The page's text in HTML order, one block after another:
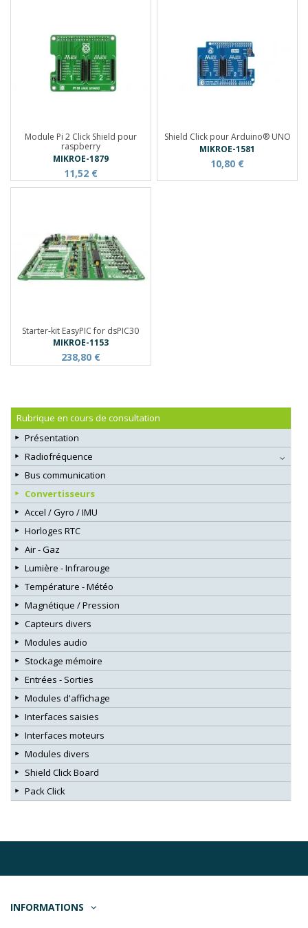
Module Pi 2 Click Shield pour
raspberry
MIKROE-1879
11,52 €
Shield Click pour Arduino® UNO
MIKROE-1581
10,80 €
Starter-kit EasyPIC for dsPIC30
MIKROE-1153
238,80 €
Rubrique en cours de consultation
Présentation
Radiofréquence
Bus communication
Convertisseurs
Accel / Gyro / IMU
Horloges RTC
Air - Gaz
Lumière - Infrarouge
Température - Météo
Magnétique / Pression
Capteurs divers
Modules audio
Stockage mémoire
Entrées - Sorties
Modules d'affichage
Interfaces saisies
Interfaces moteurs
Modules divers
Shield Click Board
Pack Click
INFORMATIONS